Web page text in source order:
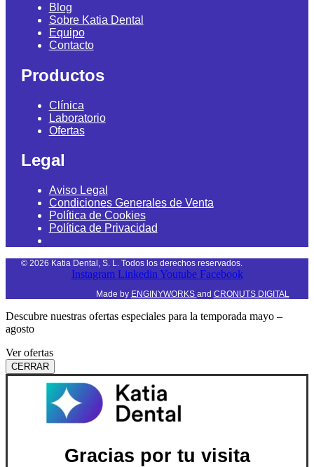
Blog
Sobre Katia Dental
Equipo
Contacto
Productos
Clínica
Laboratorio
Ofertas
Legal
Aviso Legal
Condiciones Generales de Venta
Política de Cookies
Política de Privacidad
© 2026 Katia Dental, S. L. Todos los derechos reservados.
Instagram Linkedin Youtube Facebook
Made by ENGINYWORKS and CRONUTS DIGITAL
Descubre nuestras ofertas especiales para la temporada mayo –
agosto
Ver ofertas
CERRAR
Gracias por tu visita